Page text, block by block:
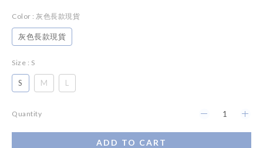
Color : 灰色長款現貨
灰色長款現貨
Size : S
S M L
Quantity
ADD TO CART